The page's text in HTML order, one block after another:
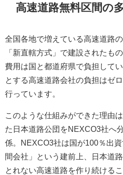
高速道路無料区間の
全国各地で増えている高速道路
「新直轄方式」で建設されたも
費用は国と都道府県で負担して
とする高速道路会社の負担はゼ
行っています。
このような仕組みができた理由
た日本道路公団をNEXCO3社へ
係。NEXCO3社は国が100％出
間会社」という建前上、日本道
とれない高速道路を作り続ける